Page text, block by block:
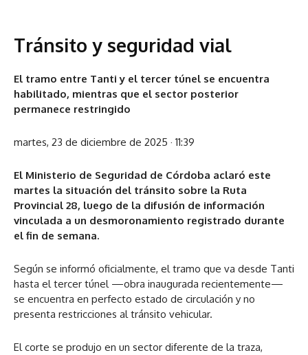
Tránsito y seguridad vial
El tramo entre Tanti y el tercer túnel se encuentra
habilitado, mientras que el sector posterior
permanece restringido
martes, 23 de diciembre de 2025 · 11:39
El Ministerio de Seguridad de Córdoba aclaró este
martes la situación del tránsito sobre la Ruta
Provincial 28, luego de la difusión de información
vinculada a un desmoronamiento registrado durante
el fin de semana.
Según se informó oficialmente, el tramo que va desde Tanti
hasta el tercer túnel —obra inaugurada recientemente—
se encuentra en perfecto estado de circulación y no
presenta restricciones al tránsito vehicular.
El corte se produjo en un sector diferente de la traza,